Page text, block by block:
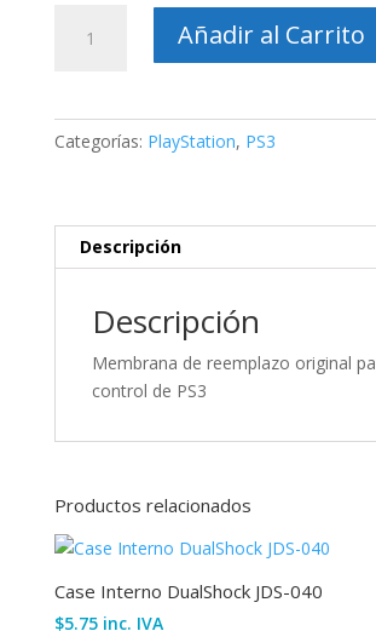
SA1Q159A
Añadir al Carrito
Categorías: PlayStation, PS3
Descripción
Descripción
Membrana de reemplazo original
control de PS3
Productos relacionados
Case Interno DualShock JDS-040
$5.75 inc. IVA